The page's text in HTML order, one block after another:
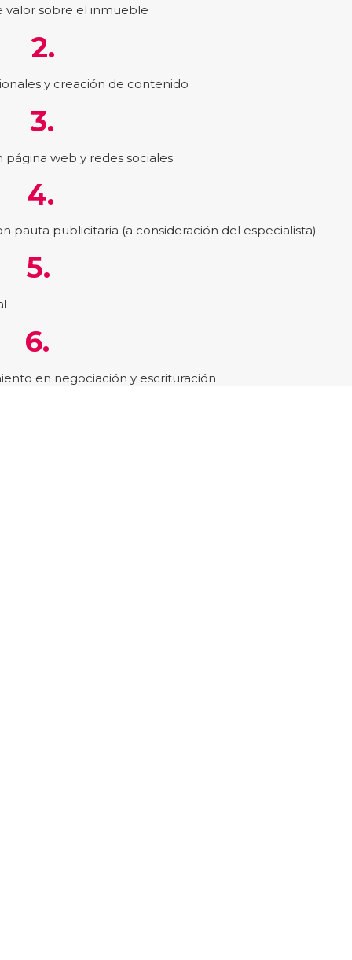
valor sobre el inmueble
2.
y creación de contenido
3.
página web y redes sociales
4.
pauta publicitaria (a consideración del especialista)
5.
6.
en negociación y escrituración